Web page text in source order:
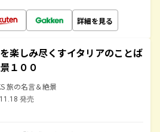
詳細を見る
楽しみ尽くすイタリアのことば
１００
旅の名言＆絶景
発売